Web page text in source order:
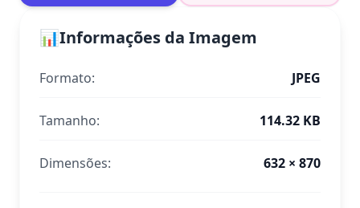
📊Informações da Imagem
Formato: JPEG
Tamanho: 114.32 KB
Dimensões: 632 × 870